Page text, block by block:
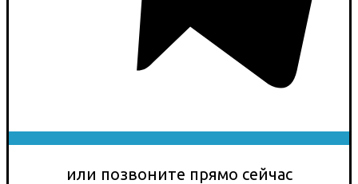
или позвоните прямо сейчас